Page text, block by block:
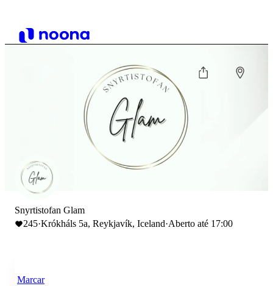
Snyrtistofan Glam
245·Krókháls 5a, Reykjavík, Iceland·Aberto até 17:00
Marcar